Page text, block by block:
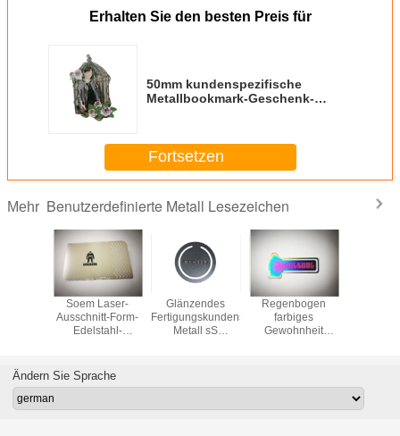
Erhalten Sie den besten Preis für
50mm kundenspezifische
Metallbookmark-Geschenk-
Fortsetzen
Mehr Benutzerdefinierte Metall Lesezeichen
heraus
Soem Laser-
Ausschnitt-Form-
Edelstahl-
Geschenke SGS
Glänzendes
Fertigungskundenspezifisches
Metall sS
einfache Seite
Regenbogen
farbiges
Gewohnheit
KINGKONG
Ändern Sie Sprache